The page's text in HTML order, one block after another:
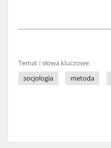
Temat i słowa kluczowe:
socjologia
metoda